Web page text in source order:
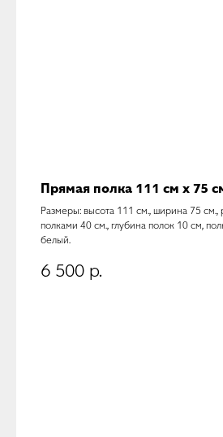
Прямая полка 111 см х 75
Размеры: высота 111 см., ширина 75 см.,
полками 40 см., глубина полок 10 см,
белый.
6 500 р.